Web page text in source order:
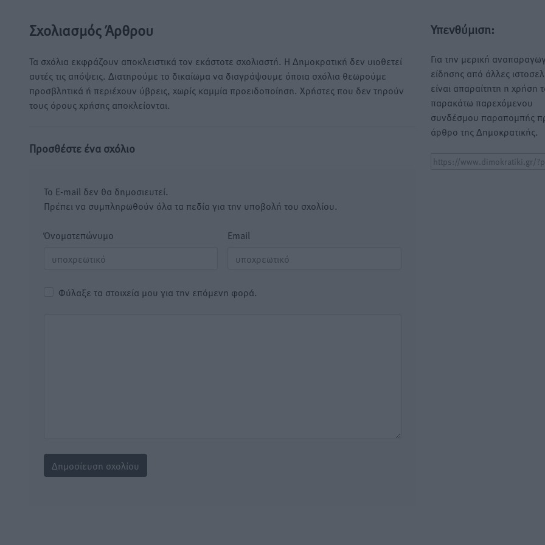
Σχολιασμός Άρθρου
Τα σχόλια εκφράζουν αποκλειστικά τον εκάστοτε σχολιαστή. Η Δημοκρατική δεν υιοθετεί
αυτές τις απόψεις. Διατηρούμε το δικαίωμα να διαγράψουμε όποια σχόλια θεωρούμε
προσβλητικά ή περιέχουν ύβρεις, χωρίς καμμία προειδοποίηση. Χρήστες που δεν τηρούν
τους όρους χρήσης αποκλείονται.
Προσθέστε ένα σχόλιο
Το E-mail δεν θα δημοσιευτεί.
Πρέπει να συμπληρωθούν όλα τα πεδία για την υποβολή του σχολίου.
Όνοματεπώνυμο Email
Φύλαξε τα στοιχεία μου για την επόμενη φορά.
Υπενθύμιση:
Για την μερική
είδησης από άλλες
είναι απαραίτητη η χρήση
παρακάτω παρεχόμενου
συνδέσμου παραπομπής
άρθρο της Δημοκρατικής.